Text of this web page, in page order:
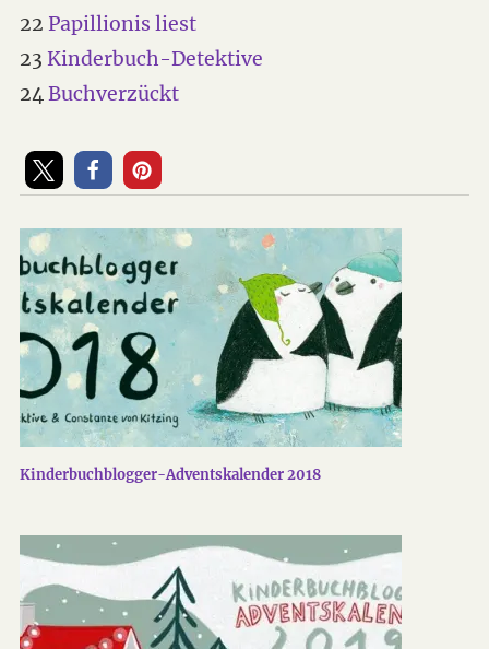
22 Papillionis liest
23 Kinderbuch-Detektive
24Buchverzückt
Kinderbuchblogger-Adventskalender 2018